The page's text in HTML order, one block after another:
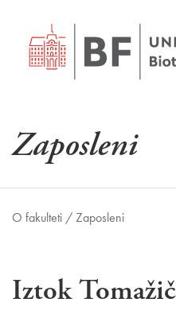
Zaposleni
O fakulteti /Zaposleni
Iztok Tomažič